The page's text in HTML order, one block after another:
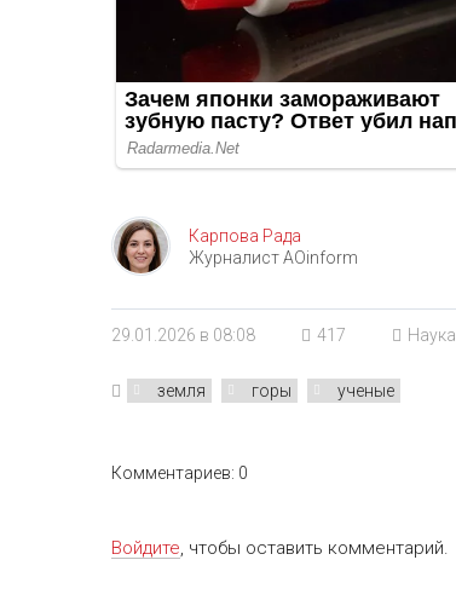
Карпова Рада
Журналист AOinform
29.01.2026 в 08:08 417 Наука
земля горы ученые
Комментариев: 0
Войдите, чтобы оставить комментарий.